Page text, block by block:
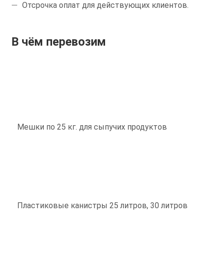
Отсрочка оплат для действующих клиентов.
В чём перевозим
Мешки по 25 кг. для сыпучих продуктов
Пластиковые канистры 25 литров, 30 литров